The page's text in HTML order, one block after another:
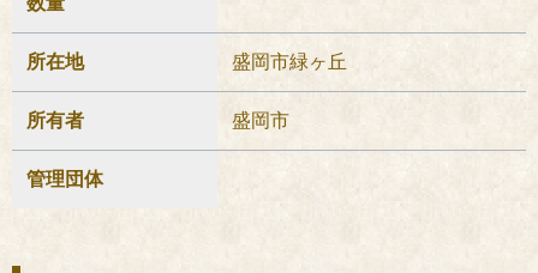
所在地 盛岡市緑ヶ丘
所有者 盛岡市
管理団体